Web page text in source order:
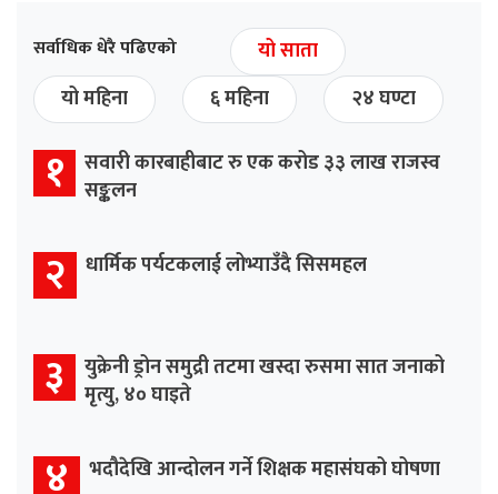
सर्वाधिक धेरै पढिएको
यो साता
यो महिना
६ महिना २४ घण्टा
१ सवारी कारबाहीबाट रु एक करोड ३३ लाख राजस्व
सङ्कलन
२ धार्मिक पर्यटकलाई लोभ्याउँदै सिसमहल
३ युक्रेनी ड्रोन समुद्री तटमा खस्दा रुसमा सात जनाको
मृत्यु, ४० घाइते
४ भदौदेखि आन्दोलन गर्ने शिक्षक महासंघको घोषणा